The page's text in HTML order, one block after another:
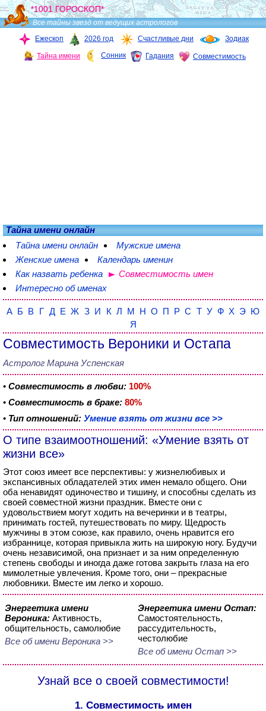
*1001 ГОРОСКОП*
Все тайны звезд от ведущих астрологов
Ежескоп
2026 год Счастливые дни Зодиак
Тайна имени Сонник Гадания Совместимость
Тайна имени онлайн
Тайна имени онлайн
Мужские имена
Женские имена
Календарь именин
Как назвать ребенка
Совместимость имен
Интересно об именах
А Б В Г Д Е Ж З И К Л М Н О П Р С Т У Ф Х Э Ю
Я
Совместимость Вероники и Остапа
Астролог Марина Успенская
• Совместимость в любви: 100%
• Совместимость в браке: 80%
• Тип отношений: Умение взять от жизни все >>
О типе взаимоотношений: «Умение взять от
жизни все»
Этот союз имеет все перспективы: у жизнелюбивых и
экспансивных обладателей этих имен немало общего. Они
оба ненавидят одиночество и тишину, и способны сделать из
своей совместной жизни праздник. Вместе они с
удовольствием могут ходить на вечеринки и в театры,
принимать гостей, путешествовать по миру. Щедрость
мужчины в этом союзе, как правило, очень нравится его
избраннице, которая привыкла жить на широкую ногу. Будучи
очень независимой, она признает и за ним определенную
степень свободы и иногда даже готова закрыть глаза на его
мимолетные увлечения. Кроме того, они – прекрасные
любовники. Вместе им легко и хорошо.
Энергетика имени
Вероника: Активность,
общительность, самолюбие
Все об имени Вероника >>
Энергетика имени Остап:
Самостоятельность,
рассудительность,
честолюбие
Все об имени Остап >>
Узнай все о своей совместимости!
1. Совместимость имен